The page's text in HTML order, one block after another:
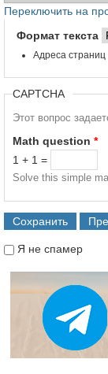
Переключить на
Формат текста
Адреса страниц
CAPTCHA
Этот вопрос
Math question *
1 + 1 =
Solve this simple
Я не спамер